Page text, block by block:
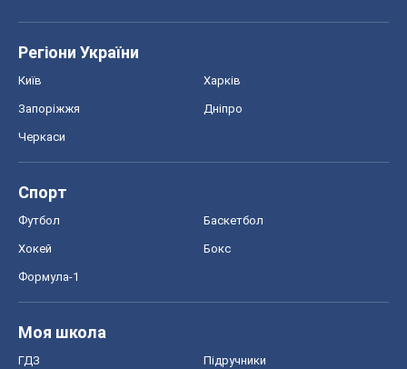
Регіони України
Київ Харків
Запоріжжя Дніпро
Черкаси
Спорт
Футбол Баскетбол
Хокей Бокс
Формула-1
Моя школа
ГДЗ Підручники